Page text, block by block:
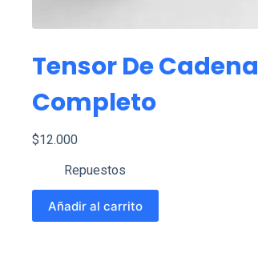
Tensor De Cadena
Completo
$12.000
Repuestos
Añadir al carrito